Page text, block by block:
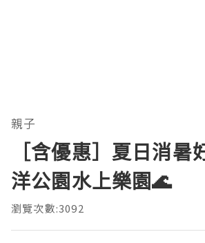
親子
［含優惠］夏日消暑
洋公園水上樂園🌊
瀏覽次數:3092